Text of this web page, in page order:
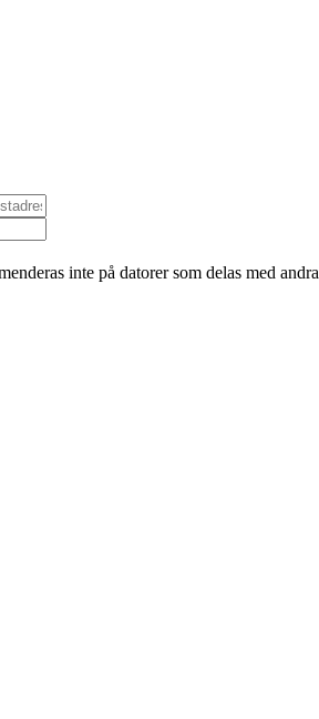
inte på datorer som delas med andra